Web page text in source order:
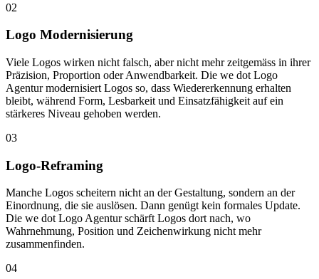
02
Logo Modernisierung
Viele Logos wirken nicht falsch, aber nicht mehr zeitgemäss in ihrer
Präzision, Proportion oder Anwendbarkeit. Die we dot Logo
Agentur modernisiert Logos so, dass Wiedererkennung erhalten
bleibt, während Form, Lesbarkeit und Einsatzfähigkeit auf ein
stärkeres Niveau gehoben werden.
03
Logo-Reframing
Manche Logos scheitern nicht an der Gestaltung, sondern an der
Einordnung, die sie auslösen. Dann genügt kein formales Update.
Die we dot Logo Agentur schärft Logos dort nach, wo
Wahrnehmung, Position und Zeichenwirkung nicht mehr
zusammenfinden.
04